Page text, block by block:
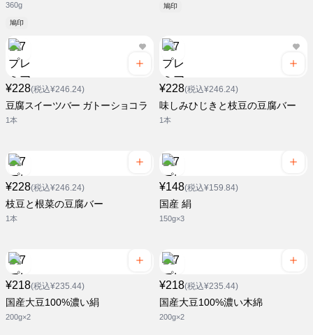
360g
鳩印
鳩印
¥228(税込¥246.24)
豆腐スイーツバー ガトーショコラ
1本
¥228(税込¥246.24)
味しみひじきと枝豆の豆腐バー
1本
¥228(税込¥246.24)
枝豆と根菜の豆腐バー
1本
¥148(税込¥159.84)
国産 絹
150g×3
¥218(税込¥235.44)
国産大豆100%濃い絹
200g×2
¥218(税込¥235.44)
国産大豆100%濃い木綿
200g×2